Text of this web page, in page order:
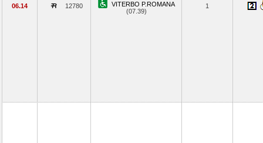
06.14 12780
VITERBO P.ROMANA
(07.39)
1